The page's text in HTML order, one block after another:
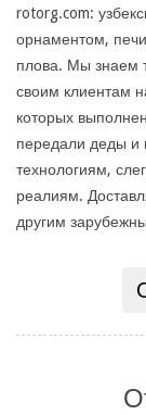
rotorg.com:
орнаментом,
плова. Мы знаем
своим клиентам
которых
передали деды и
технологиям,
реалиям.
другим